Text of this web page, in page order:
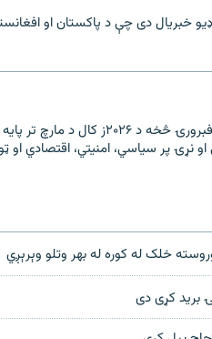
خبریال دی چې د پاکستان او
پامیر ساحل د ۲۰۱۰ز کال له فبرورۍ
نړۍ پر سیاسي، امنیتي، اقتصادي او
خلک له کوره له بهر وتلو وېرېږي
برید کړی دی